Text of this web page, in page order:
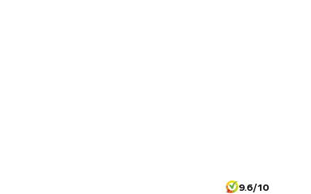
9.6/10